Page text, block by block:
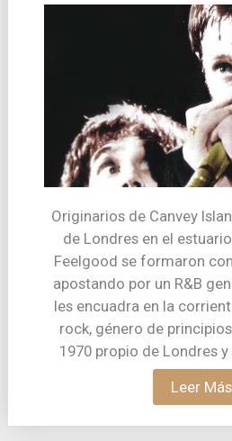
Originarios de Canvey
de Londres en el
Feelgood se formaron
apostando por un R&B
les encuadra en la
rock, género de
1970 propio de Londres
Leer Más